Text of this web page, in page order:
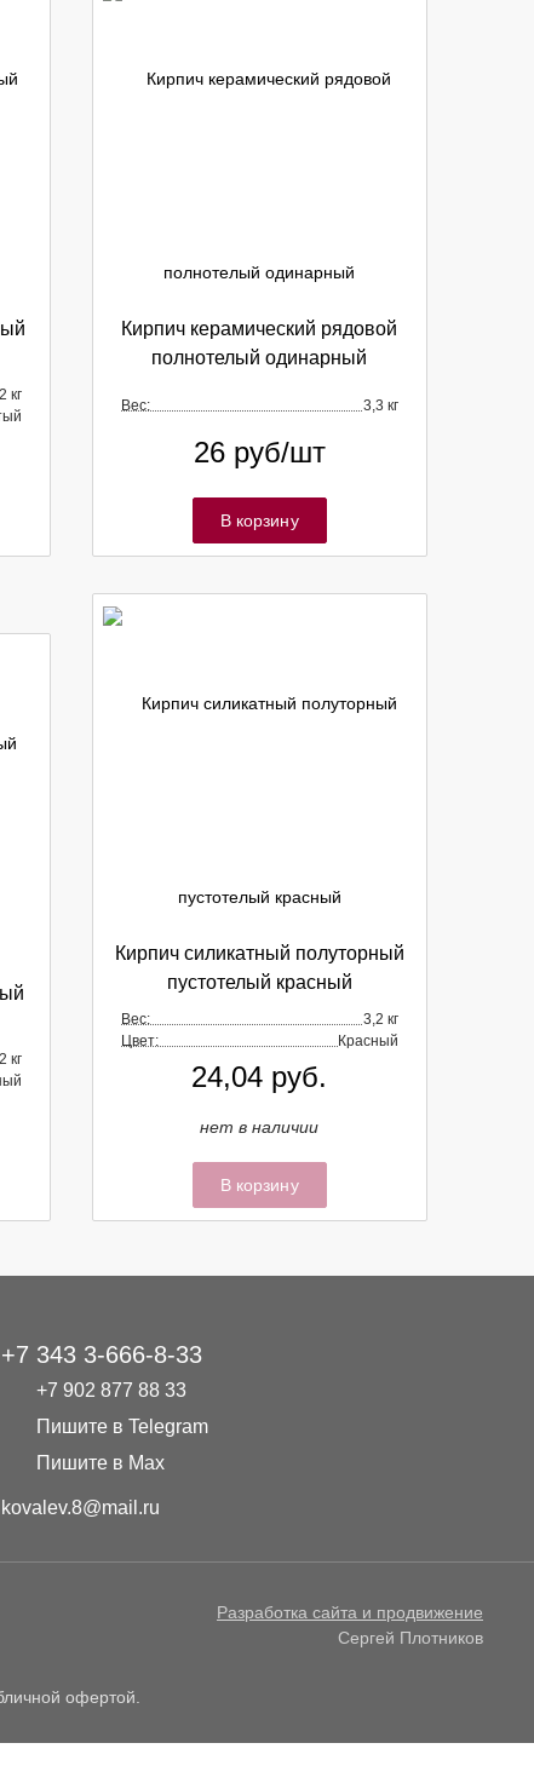
кг
Кирпич керамический рядовой
полнотелый одинарный
Вес: 3,3 кг
26 руб/шт
В корзину
кг
Кирпич силикатный полуторный
пустотелый красный
Вес:
3,2 кг
Цвет:
Красный
24,04 руб.
нет в наличии
В корзину
+7 343 3-666-8-33
+7 902 877 88 33
Пишите в Telegram
Пишите в Max
kovalev.8@mail.ru
Разработка сайта и продвижение
Сергей Плотников
офертой.